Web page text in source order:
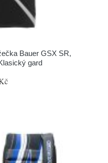
Bauer GSX SR,
gard